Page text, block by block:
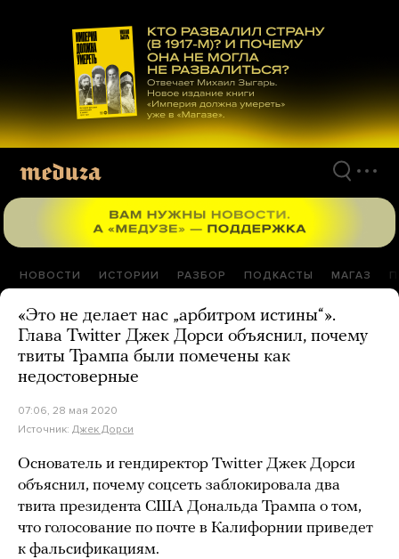
материалам
НОВОСТИ ИСТОРИИ РАЗБОР ПОДКАСТЫ МАГАЗ
«Это не делает нас „арбитром истины“».
Глава Twitter Джек Дорси объяснил, почему
твиты Трампа были помечены как
недостоверные
07:06, 28 мая 2020
Источник: Джек Дорси
Основатель и гендиректор Twitter Джек Дорси
объяснил, почему соцсеть заблокировала два
твита президента США Дональда Трампа о том,
что голосование по почте в Калифорнии приведет
к фальсификациям.